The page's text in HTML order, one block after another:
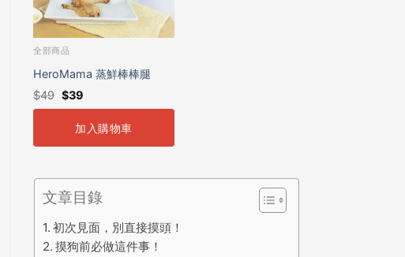
全部商品
HeroMama 蒸鮮棒棒腿
$49 $39
加入購物車
文章目錄
初次見面，別直接摸頭！
摸狗前必做這件事！